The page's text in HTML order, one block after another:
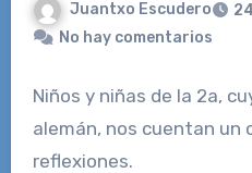
Juantxo Escudero
No hay comentarios
Niños y niñas de la 2a,
alemán, nos cuentan un
reflexiones.